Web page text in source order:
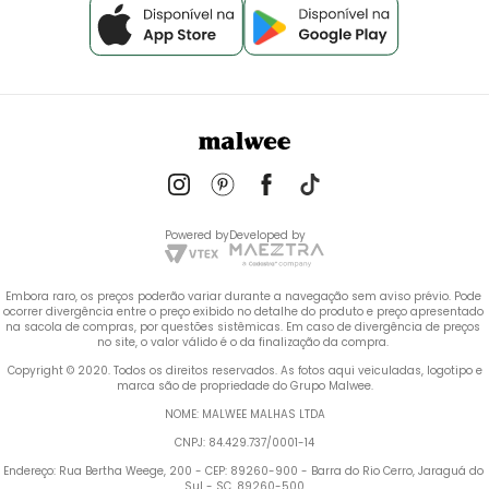
Powered byDeveloped by
Embora raro, os preços poderão variar durante a navegação sem aviso prévio. Pode
ocorrer divergência entre o preço exibido no detalhe do produto e preço apresentado
na sacola de compras, por questões sistêmicas. Em caso de divergência de preços
no site, o valor válido é o da finalização da compra.
marca são de propriedade do Grupo Malwee.
NOME: MALWEE MALHAS LTDA
CNPJ: 84.429.737/0001-14
Endereço: Rua Bertha Weege, 200 - CEP: 89260-900 - Barra do Rio Cerro, Jaraguá do